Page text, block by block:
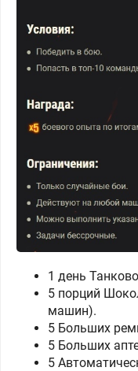
1 день
5 порций
машин).
5 Больших
5 Больших
5